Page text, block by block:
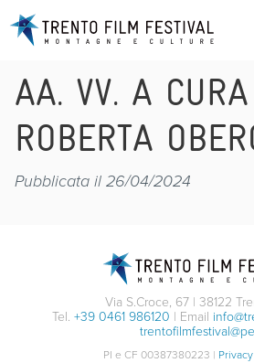
AA. VV. A
ROBERTA
Pubblicata il 26/04/2024
Via S.Croce, 67 | 38122
Tel. +39 0461 986120 | Email
PI e CF 00387380223 |